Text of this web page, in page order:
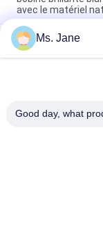
avec le matériel
Le FSC a délivré
photo de papier
d'encre
papier semi
Ms. Jane
Good day, what